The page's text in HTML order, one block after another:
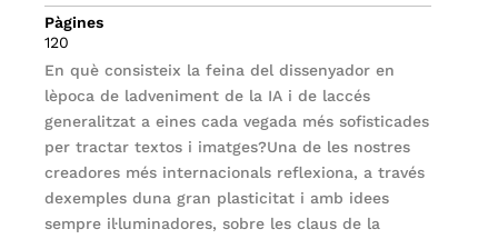
Pàgines
120
En què consisteix la feina del dissenyador en
lèpoca de ladveniment de la IA i de laccés
generalitzat a eines cada vegada més sofisticades
per tractar textos i imatges?Una de les nostres
creadores més internacionals reflexiona, a través
dexemples duna gran plasticitat i amb idees
sempre il·luminadores, sobre les claus de la